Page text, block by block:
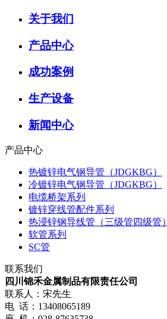
关于我们
产品中心
成功案例
生产设备
新闻中心
产品中心
热镀锌电气钢导管（JDGKBG）
冷镀锌电气钢导管（JDGKBG）
电缆桥架系列
镀锌穿线管配件系列
热浸锌钢导线管（三级管四级管）
软管系列
SC管
联系我们
四川锦禾金属制品有限责任公司
联系人：宋先生
电 话：13408065189